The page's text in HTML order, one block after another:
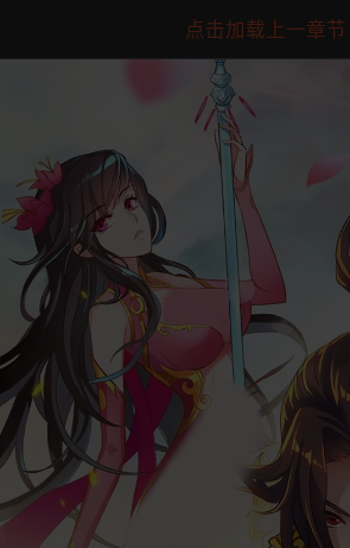
点击加载上一章节